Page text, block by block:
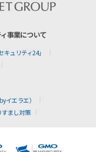
事業について
ュリティ24」
イエラエ）
すまし対策